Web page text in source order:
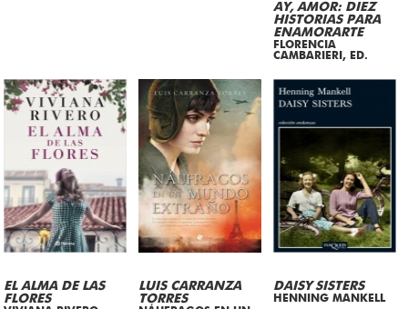
AY, AMOR: DIEZ
HISTORIAS PARA
ENAMORARTE
FLORENCIA
CAMBARIERI, ED.
EL ALMA DE LAS
FLORES
LUIS CARRANZA
TORRES
DAISY SISTERS
HENNING MANKELL